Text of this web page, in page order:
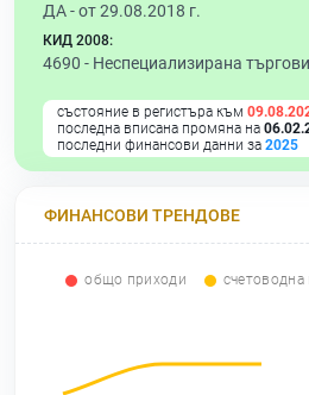
ДА - от 29.08.2018 г.
КИД 2008:
4690 - Неспециализирана
състояние в регистъра към
последна вписана промяна на
последни финансови данни за 2025
ФИНАНСОВИ ТРЕНДОВЕ
общо приходи счетоводна